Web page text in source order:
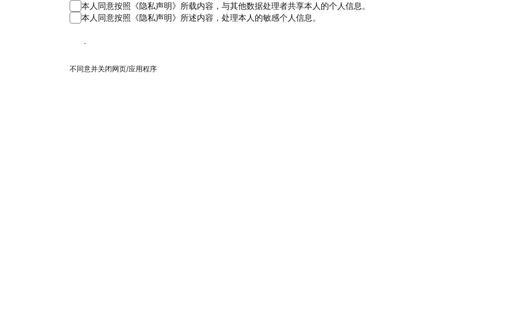
本人同意按照《隐私声明》所载内容，与其他数据处理者共享本人的个人信息。
本人同意按照《隐私声明》所述内容，处理本人的敏感个人信息。
同意
不同意并关闭网页/应用程序